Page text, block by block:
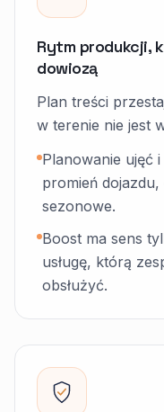
Rytm produkcji,
dowiozą
Plan treści
w terenie nie jest
Planowanie ujęć
promień
sezonowe.
Boost ma sens
usługę, którą
obsłużyć.